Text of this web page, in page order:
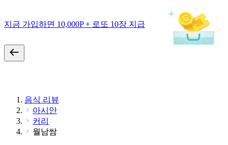
지금 가입하면 10,000P + 로또 10장 지급
음식 리뷰
아시안
커리
월남쌈